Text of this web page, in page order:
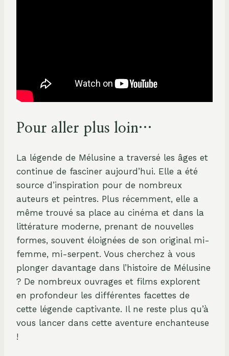
Pour aller plus loin…
La légende de Mélusine a traversé les âges et
continue de fasciner aujourd’hui. Elle a été
source d’inspiration pour de nombreux
auteurs et peintres. Plus récemment, elle a
même trouvé sa place au cinéma et dans la
littérature moderne, prenant de nouvelles
formes, souvent éloignées de son original mi-
femme, mi-serpent. Vous cherchez à vous
plonger davantage dans l’histoire de Mélusine
? De nombreux ouvrages et films explorent
en profondeur les différentes facettes de
cette légende captivante. Il ne reste plus qu’à
vous lancer dans cette aventure enchanteuse
!